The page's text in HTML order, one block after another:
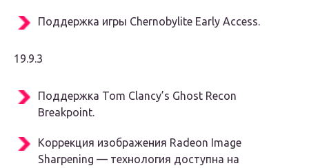
Поддержка игры Chernobylite Early Access.
19.9.3
Поддержка Tom Clancy’s Ghost Recon
Breakpoint.
Коррекция изображения Radeon Image
Sharpening — технология доступна на